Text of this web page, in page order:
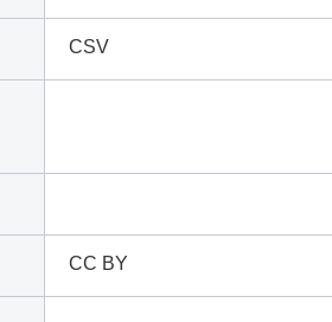
CSV
CC BY